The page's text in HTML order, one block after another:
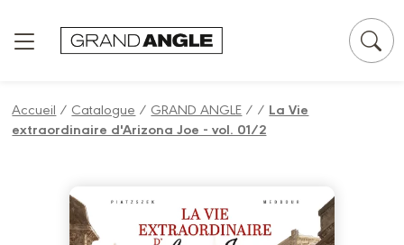
Accueil / Catalogue / GRAND ANGLE / / La Vie
extraordinaire d'Arizona Joe - vol. 01/2